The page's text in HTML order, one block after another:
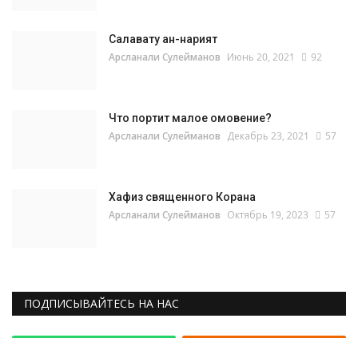
Салавату ан-нарият
Арсланали Сулейманов Июнь 20, 2021 92
Что портит малое омовение?
Арсланали Сулейманов Декабрь 23, 2021 57
Хафиз священного Корана
Арсланали Сулейманов Октябрь 19, 2023 57
ПОДПИСЫВАЙТЕСЬ НА НАС